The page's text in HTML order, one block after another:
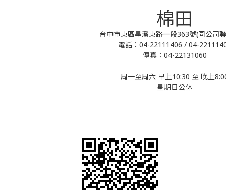
棉田
台中市東區旱溪東路一段363號(同公司
電話：04-22111406 / 04-
傳真：04-22131060
周一至周六 早上10:30 至 晚上
星期日公休